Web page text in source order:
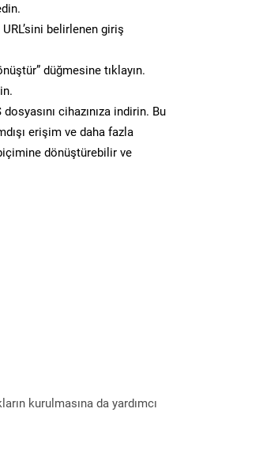
belirlenen giriş
düğmesine tıklayın.
cihazınıza indirin. Bu
erişim ve daha fazla
dönüştürebilir ve
kurulmasına da yardımcı